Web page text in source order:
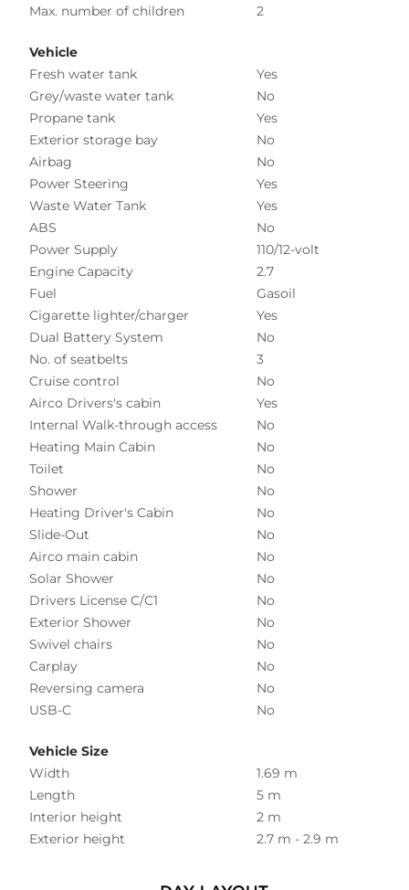
Max. number of children
2
Vehicle
Fresh water tank
Yes
Grey/waste water tank
No
Propane tank
Yes
Exterior storage bay
No
Airbag
No
Power Steering
Yes
Waste Water Tank
Yes
ABS
No
Power Supply
110/12-volt
Engine Capacity
2.7
Fuel
Gasoil
Cigarette lighter/charger
Yes
Dual Battery System
No
No. of seatbelts
3
Cruise control
No
Airco Drivers's cabin
Yes
Internal Walk-through access
No
Heating Main Cabin
No
Toilet
No
Shower
No
Heating Driver's Cabin
No
Slide-Out
No
Airco main cabin
No
Solar Shower
No
Drivers License C/C1
No
Exterior Shower
No
Swivel chairs
No
Carplay
No
Reversing camera
No
USB-C
No
Vehicle Size
Width
1.69 m
Length
5 m
Interior height
2 m
Exterior height
2.7 m - 2.9 m